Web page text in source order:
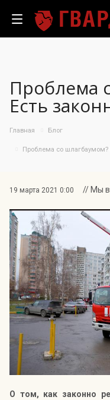
75
10.07
50
60
80
95
100
Индекс Безопасности
открытый проект
оценки уровня
криминальных угроз.
Проблема
Есть
Главная Блог
Проблема со шлагбаумом?
19 марта 2021 0:00 // Мы
О том, как законно